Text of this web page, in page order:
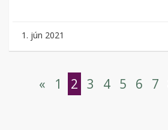
1. jún 2021
« 1 2 3 4 5 6 7